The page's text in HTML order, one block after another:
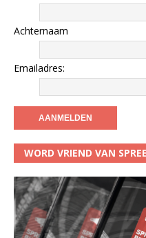
Achternaam
Emailadres:
WORD VRIEND VAN